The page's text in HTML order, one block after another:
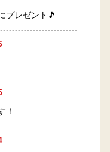
プレゼント🎵
！